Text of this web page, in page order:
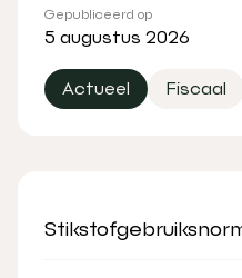
Gepubliceerd op
5 augustus 2026
Actueel Fiscaal